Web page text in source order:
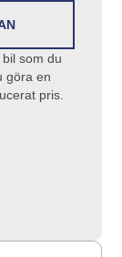
som du
göra en
pris.